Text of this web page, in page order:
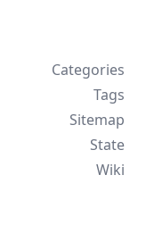
Categories
Tags
Sitemap
State
Wiki